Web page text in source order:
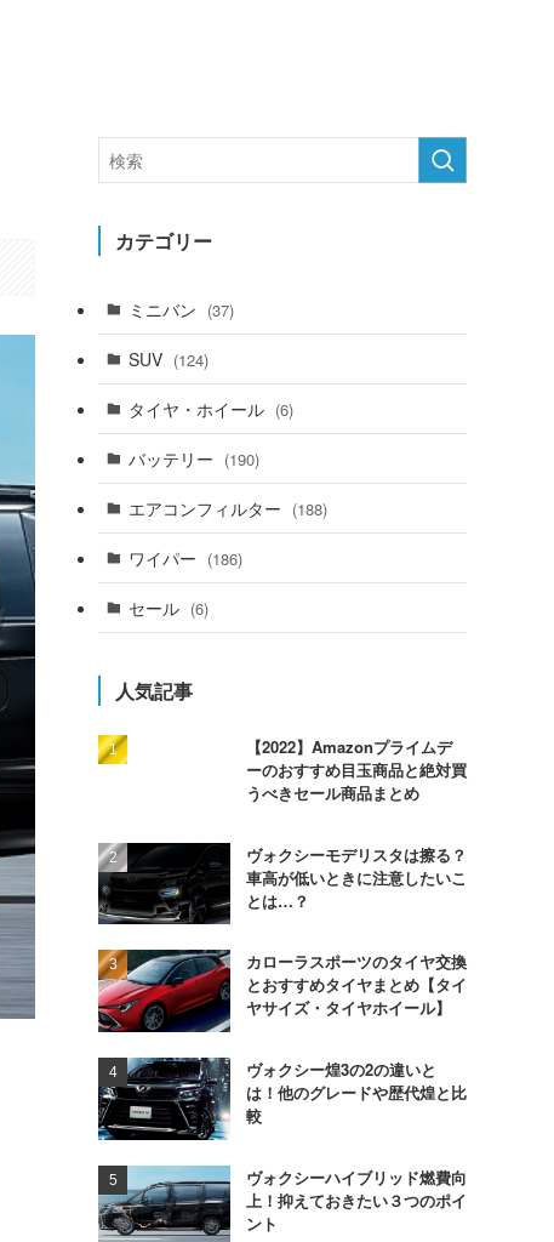
カテゴリー
ミニバン (37)
SUV (124)
タイヤ・ホイール (6)
バッテリー (190)
エアコンフィルター (188)
ワイパー (186)
セール (6)
人気記事
【2022】Amazonプライムデ
ーのおすすめ目玉商品と絶対買
うべきセール商品まとめ
ヴォクシーモデリスタは擦る？
車高が低いときに注意したいこ
とは…？
カローラスポーツのタイヤ交換
とおすすめタイヤまとめ【タイ
ヤサイズ・タイヤホイール】
ヴォクシー煌3の2の違いと
は！他のグレードや歴代煌と比
較
ヴォクシーハイブリッド燃費向
上！抑えておきたい３つのポイ
ント